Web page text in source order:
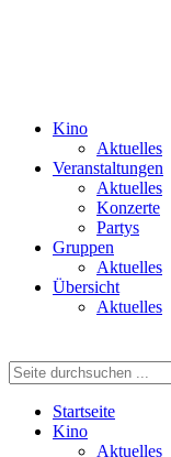
Kino
Aktuelles
Veranstaltungen
Aktuelles
Konzerte
Partys
Gruppen
Aktuelles
Übersicht
Aktuelles
Startseite
Kino
Aktuelles